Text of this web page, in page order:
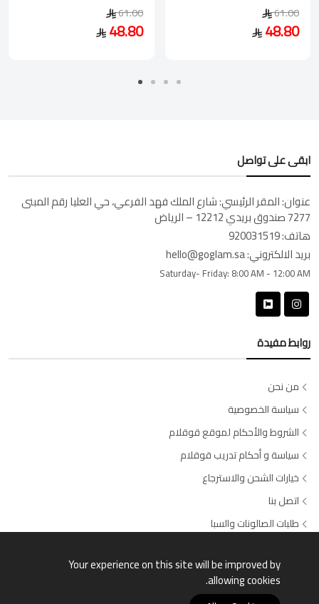
61.00
48.80
61.00
48.80
ابقى على تواصل
عنوان:المقر الرئيسي: شارع الملك فهد الفرعي، حي العليا رقم المبنى
7277 صندوق بريدي 12212 – الرياض
هاتف:920031519
بريد الالكتروني:hello@goglam.sa
Saturday- Friday: 8:00 AM - 12:00 AM
روابط مفيدة
من نحن
سياسة الخصوصية
الشروط والأحكام لموقع قوقلام
سياسة و أحكام تدريب قوقلام
خيارات الشحن والاسترجاع
اتصل بنا
طلبات الصالونات والسبا
Your experience on this site will be improved by
allowing cookies.